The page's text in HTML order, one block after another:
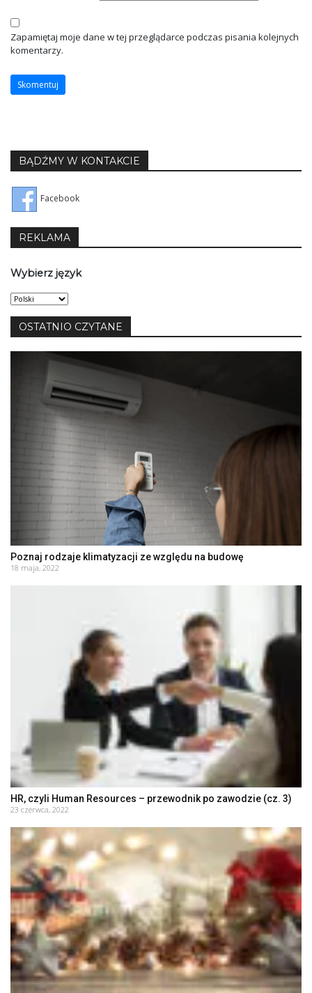
Zapamiętaj moje dane w tej przeglądarce podczas pisania kolejnych
komentarzy.
BĄDŹMY W KONTAKCIE
Facebook
REKLAMA
Wybierz język
Wybierz
język
OSTATNIO CZYTANE
Poznaj rodzaje klimatyzacji ze względu na budowę
18 maja, 2022
HR, czyli Human Resources – przewodnik po zawodzie (cz. 3)
23 czerwca, 2022